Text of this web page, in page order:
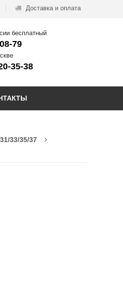
Доставка и оплата
бесплатный
79
35-38
33/35/37